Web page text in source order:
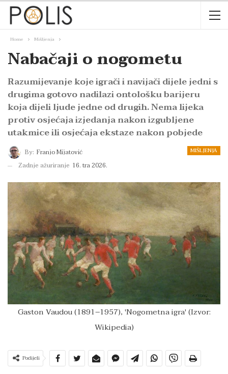
Home Mišljenja
Nabačaji o nogometu
Razumijevanje koje igrači i navijači dijele jedni s
drugima gotovo nadilazi ontološku barijeru
koja dijeli ljude jedne od drugih. Nema lijeka
protiv osjećaja izjedanja nakon izgubljene
utakmice ili osjećaja ekstaze nakon pobjede
MIŠLJENJA
By: Franjo Mijatović
Zadnje ažuriranje 16. tra 2026.
Gaston Vaudou (1891–1957), 'Nogometna igra' (Izvor:
Wikipedia)
Podijeli